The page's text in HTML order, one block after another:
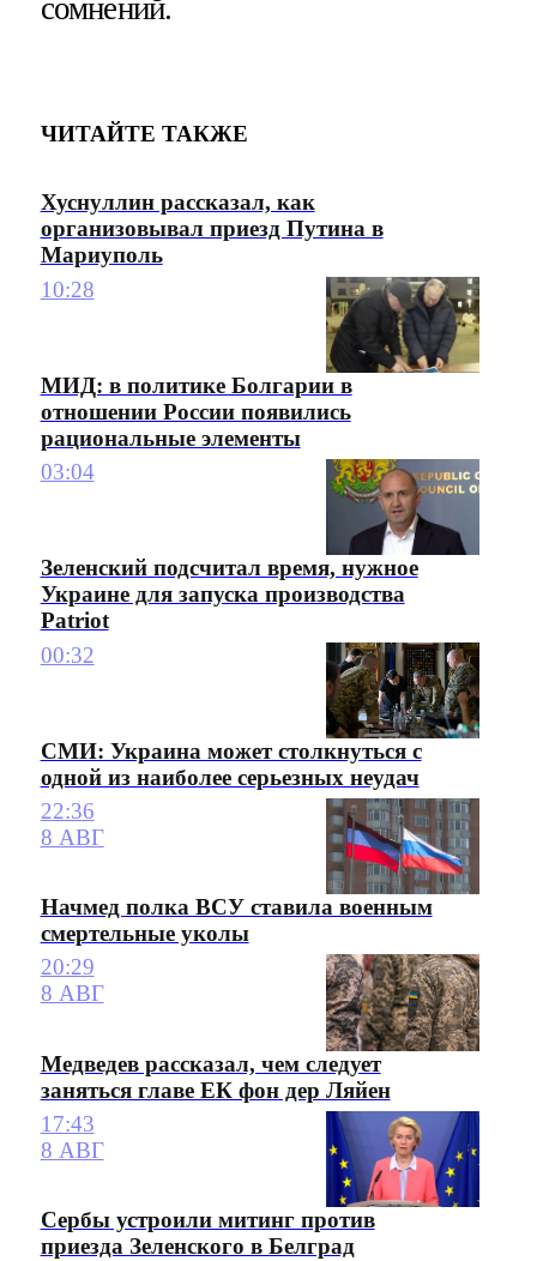
сомнений.
ЧИТАЙТЕ ТАКЖЕ
Хуснуллин рассказал, как
организовывал приезд Путина в
Мариуполь
10:28
МИД: в политике Болгарии в
отношении России появились
рациональные элементы
03:04
Зеленский подсчитал время, нужное
Украине для запуска производства
Patriot
00:32
СМИ: Украина может столкнуться с
одной из наиболее серьезных неудач
22:36
8 АВГ
Начмед полка ВСУ ставила военным
смертельные уколы
20:29
8 АВГ
Медведев рассказал, чем следует
заняться главе ЕК фон дер Ляйен
17:43
8 АВГ
Сербы устроили митинг против
приезда Зеленского в Белград